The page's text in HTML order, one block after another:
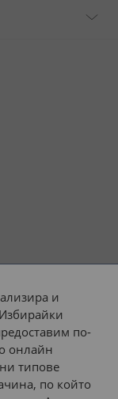
и
по-
онлайн
типове
по който